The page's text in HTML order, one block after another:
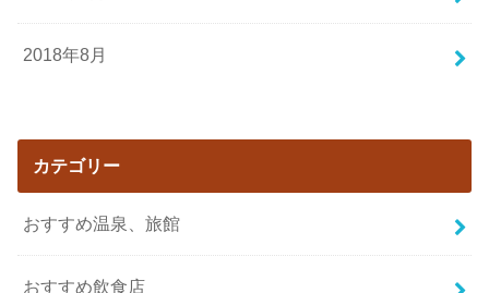
2018年8月
カテゴリー
おすすめ温泉、旅館
おすすめ飲食店